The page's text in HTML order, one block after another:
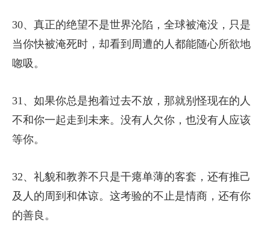
30、真正的绝望不是世界沦陷，全球被淹没，只是
当你快被淹死时，却看到周遭的人都能随心所欲地
唿吸。
31、如果你总是抱着过去不放，那就别怪现在的人
不和你一起走到未来。没有人欠你，也没有人应该
等你。
32、礼貌和教养不只是干瘪单薄的客套，还有推己
及人的周到和体谅。这考验的不止是情商，还有你
的善良。